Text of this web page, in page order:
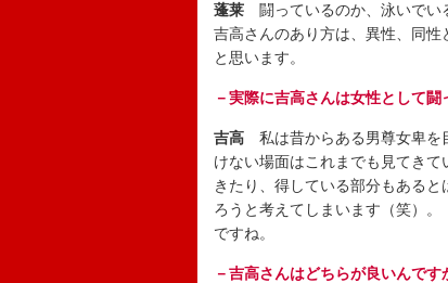
蓬莱 闘っているのか、泳いでい
吉高さんのあり方は、異性、同
と思います。
－実際に吉高さんは女性として闘
吉高 私は昔からある男尊女卑を
けない場面はこれまでも見てき
きたり、得している部分もある
ろうと考えてしまいます（笑）
ですね。
－吉高さんはどちらが良いんです